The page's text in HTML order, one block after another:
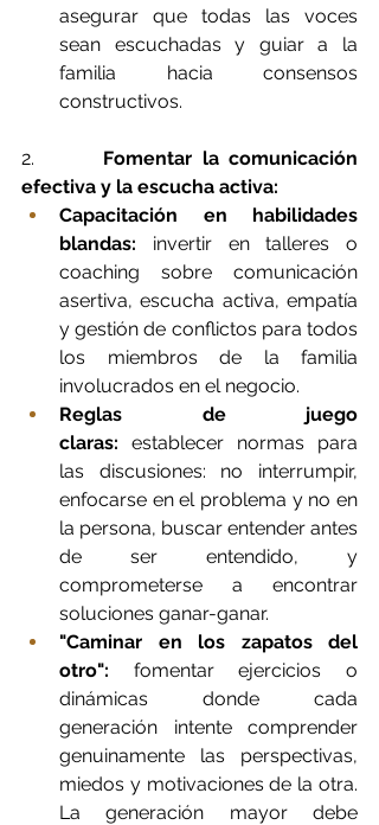
asegurar que todas las voces
sean escuchadas y guiar a la
familia hacia consensos
constructivos.
2. Fomentar la comunicación
efectiva y la escucha activa:
Capacitación en habilidades
blandas: invertir en talleres o
coaching sobre comunicación
asertiva, escucha activa, empatía
y gestión de conflictos para todos
los miembros de la familia
involucrados en el negocio.
Reglas de juego
claras: establecer normas para
las discusiones: no interrumpir,
enfocarse en el problema y no en
la persona, buscar entender antes
de ser entendido, y
comprometerse a encontrar
soluciones ganar-ganar.
"Caminar en los zapatos del
otro": fomentar ejercicios o
dinámicas donde cada
generación intente comprender
genuinamente las perspectivas,
miedos y motivaciones de la otra.
La generación mayor debe